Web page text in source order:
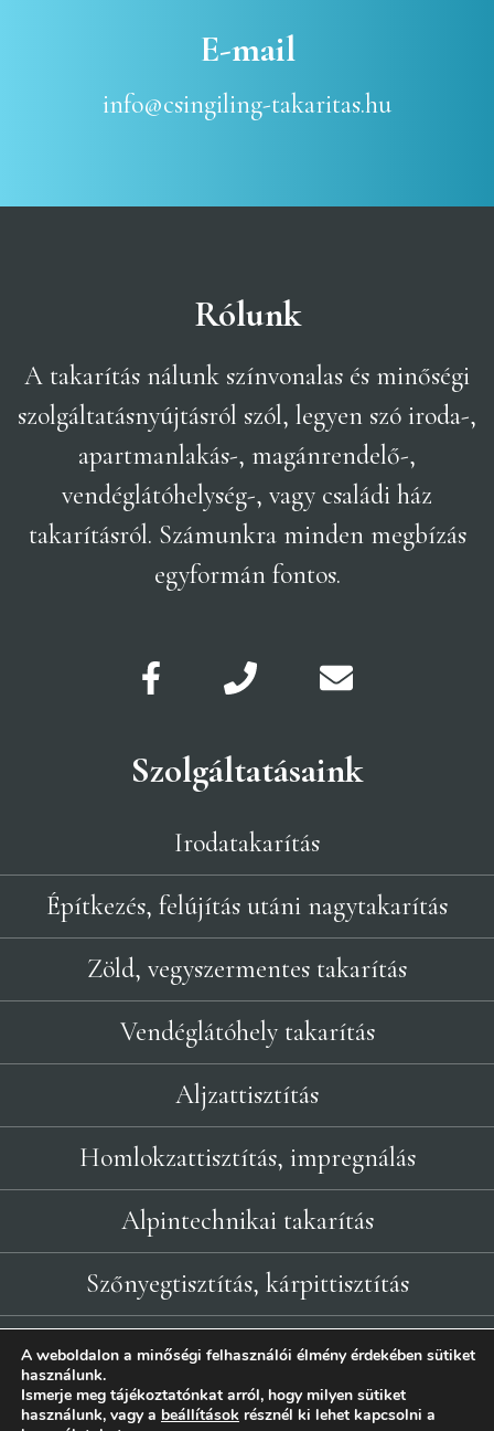
E-mail
info@csingiling-takaritas.hu
Rólunk
A takarítás nálunk színvonalas és minőségi
szolgáltatásnyújtásról szól, legyen szó iroda-,
apartmanlakás-, magánrendelő-,
vendéglátóhelység-, vagy családi ház
takarításról. Számunkra minden megbízás
egyformán fontos.
Szolgáltatásaink
Irodatakarítás
Építkezés, felújítás utáni nagytakarítás
Zöld, vegyszermentes takarítás
Vendéglátóhely takarítás
Aljzattisztítás
Homlokzattisztítás, impregnálás
Alpintechnikai takarítás
Szőnyegtisztítás, kárpittisztítás
A weboldalon a minőségi felhasználói élmény érdekében sütiket
használunk.
Ismerje meg tájékoztatónkat arról, hogy milyen sütiket
használunk, vagy a beállítások résznél ki lehet kapcsolni a